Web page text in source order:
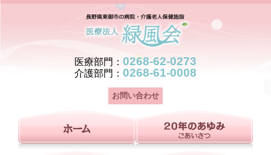
医療部門： 0268-62-0273
介護部門： 0268-61-0008
お問い合わせ